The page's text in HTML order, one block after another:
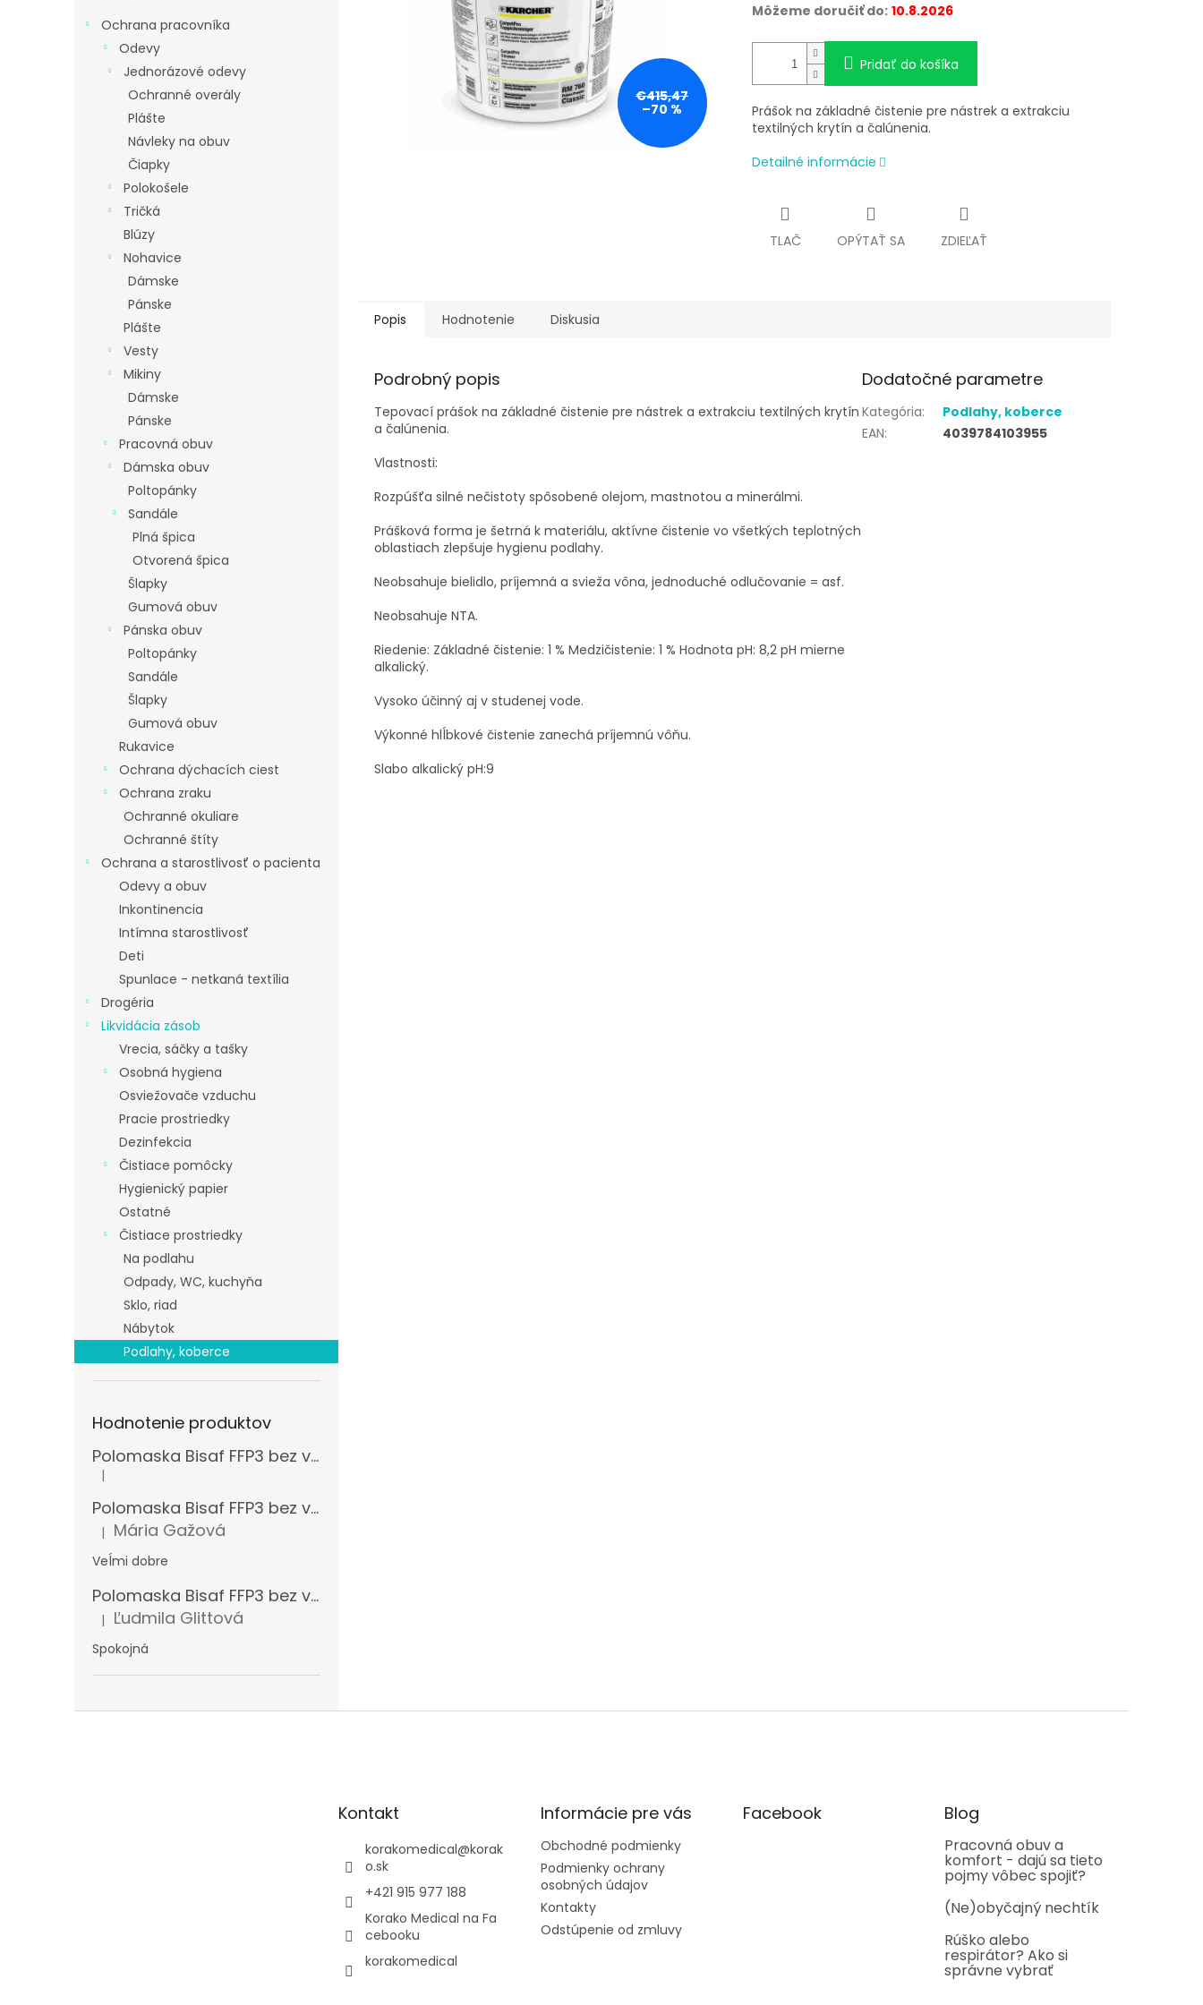
Ochrana pracovníka
Odevy
Jednorázové odevy
Ochranné overály
Plášte
Návleky na obuv
Čiapky
Polokošele
Tričká
Blúzy
Nohavice
Dámske
Pánske
Plášte
Vesty
Mikiny
Dámske
Pánske
Pracovná obuv
Dámska obuv
Poltopánky
Sandále
Plná špica
Otvorená špica
Šlapky
Gumová obuv
Pánska obuv
Poltopánky
Sandále
Šlapky
Gumová obuv
Rukavice
Ochrana dýchacích ciest
Ochrana zraku
Ochranné okuliare
Ochranné štíty
Ochrana a starostlivosť o pacienta
Odevy a obuv
Inkontinencia
Intímna starostlivosť
Deti
Spunlace - netkaná textília
Drogéria
Likvidácia zásob
Vrecia, sáčky a tašky
Osobná hygiena
Osviežovače vzduchu
Pracie prostriedky
Dezinfekcia
Čistiace pomôcky
Hygienický papier
Ostatné
Čistiace prostriedky
Na podlahu
Odpady, WC, kuchyňa
Sklo, riad
Nábytok
Podlahy, koberce
Hodnotenie produktov
Polomaska Bisaf FFP3 bez ventilčeka , balenie 15 ks
Hodnotenie produktu je 5 z 5 hviezdičiek.
|
Polomaska Bisaf FFP3 bez ventilčeka 99 % , balenie 1 ks
Hodnotenie produktu je 5 z 5 hviezdičiek.
| Mária Gažová
Veĺmi dobre
Polomaska Bisaf FFP3 bez ventilčeka , balenie 15 ks
Hodnotenie produktu je 5 z 5 hviezdičiek.
| Ľudmila Glittová
Spokojná
€415,47
–70 %
Môžeme doručiť do: 10.8.2026
Pridať do košíka
Prášok na základné čistenie pre nástrek a extrakciu
textilných krytín a čalúnenia.
Detailné informácie
TLAČ OPÝTAŤ SA ZDIEĽAŤ
Popis Hodnotenie Diskusia
Podrobný popis
Tepovací prášok na základné čistenie pre nástrek a extrakciu textilných krytín
a čalúnenia.
Vlastnosti:
Rozpúšťa silné nečistoty spôsobené olejom, mastnotou a minerálmi.
Prášková forma je šetrná k materiálu, aktívne čistenie vo všetkých teplotných
oblastiach zlepšuje hygienu podlahy.
Neobsahuje bielidlo, príjemná a svieža vôna, jednoduché odlučovanie = asf.
Neobsahuje NTA.
Riedenie: Základné čistenie: 1 % Medzičistenie: 1 % Hodnota pH: 8,2 pH mierne
alkalický.
Vysoko účinný aj v studenej vode.
Výkonné hlĺbkové čistenie zanechá príjemnú vôňu.
Slabo alkalický pH:9
Dodatočné parametre
Kategória:
Podlahy, koberce
EAN: 4039784103955
Kontakt
korakomedical@korak
o.sk
+421 915 977 188
Korako Medical na Fa
cebooku
korakomedical
Informácie pre vás
Obchodné podmienky
Podmienky ochrany
osobných údajov
Kontakty
Odstúpenie od zmluvy
Facebook Blog
Pracovná obuv a
komfort - dajú sa tieto
pojmy vôbec spojiť?
(Ne)obyčajný nechtík
Rúško alebo
respirátor? Ako si
správne vybrať